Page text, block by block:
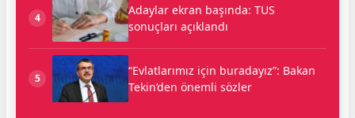
4
Adaylar ekran başında: TUS
sonuçları açıklandı
5
“Evlatlarımız için buradayız”: Bakan
Tekin’den önemli sözler